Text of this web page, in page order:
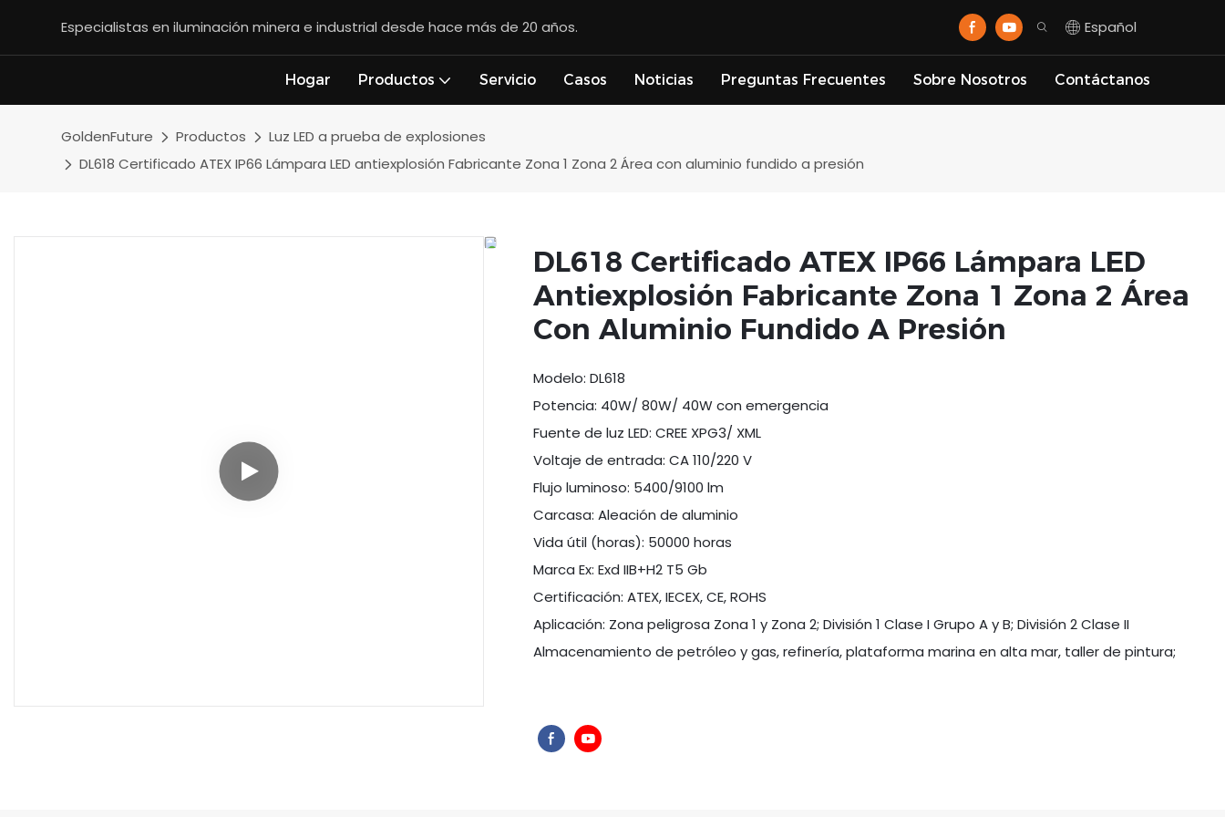
Especialistas en iluminación minera e industrial desde hace más de 20 años. Español
Hogar Productos Servicio Casos Noticias Preguntas Frecuentes Sobre Nosotros Contáctanos
GoldenFuture Productos
Luz LED a prueba de explosiones
DL618 Certificado ATEX IP66 Lámpara LED antiexplosión Fabricante Zona 1 Zona 2 Área con aluminio fundido a presión
DL618 Certificado ATEX IP66 Lámpara LED
Antiexplosión Fabricante Zona 1 Zona 2 Área
Con Aluminio Fundido A Presión
Modelo: DL618
Potencia: 40W/ 80W/ 40W con emergencia
Fuente de luz LED: CREE XPG3/ XML
Voltaje de entrada: CA 110/220 V
Flujo luminoso: 5400/9100 lm
Carcasa: Aleación de aluminio
Vida útil (horas): 50000 horas
Marca Ex: Exd IIB+H2 T5 Gb
Certificación: ATEX, IECEX, CE, ROHS
Aplicación: Zona peligrosa Zona 1 y Zona 2; División 1 Clase I Grupo A y B; División 2 Clase II
Almacenamiento de petróleo y gas, refinería, plataforma marina en alta mar, taller de pintura;